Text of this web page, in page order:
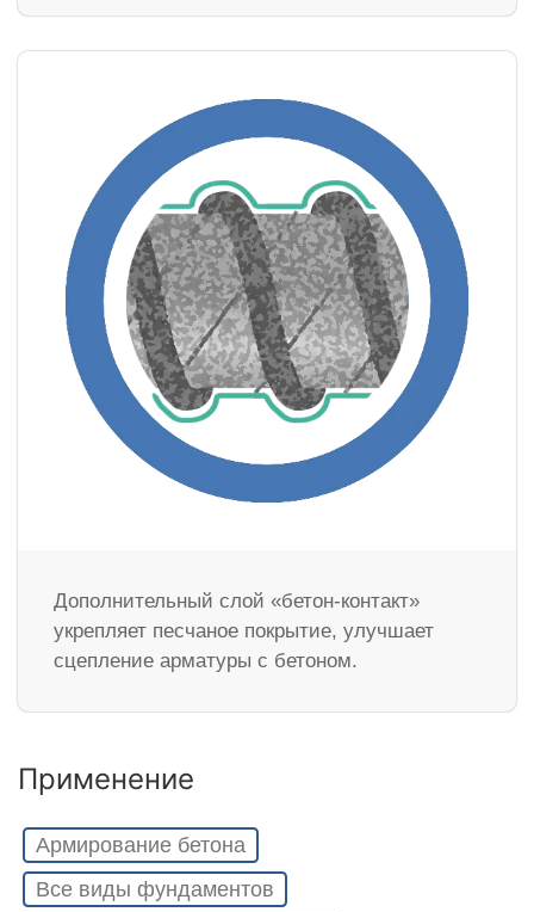
Дополнительный слой «бетон-контакт»
укрепляет песчаное покрытие, улучшает
сцепление арматуры с бетоном.
Применение
Армирование бетона
Все виды фундаментов